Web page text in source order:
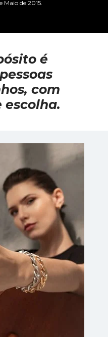
Maio de 2015.
é
com
escolha.